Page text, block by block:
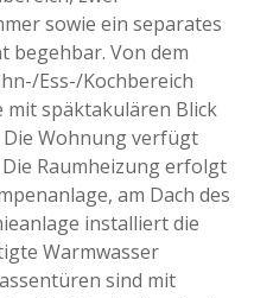
sowie ein separates
begehbar. Von dem
Ess-/Kochbereich
mit späktakulären Blick
Die Wohnung verfügt
Raumheizung erfolgt
am Dach des
installiert die
Warmwasser
sind mit